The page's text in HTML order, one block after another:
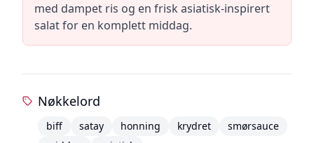
med dampet ris og en frisk asiatisk-inspirert
salat for en komplett middag.
Nøkkelord
biff satay honning krydret
smørsauce